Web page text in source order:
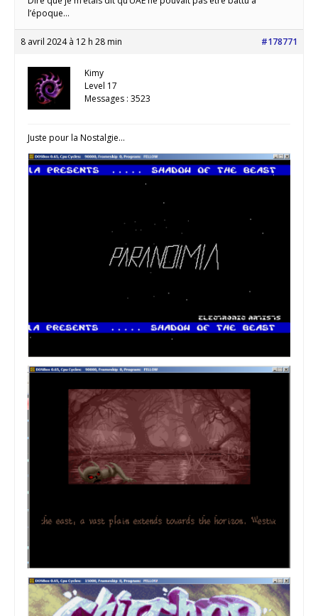
l’époque…
8 avril 2024 à 12 h 28 min #178771
Kimy
Level 17
Messages : 3523
Juste pour la Nostalgie…